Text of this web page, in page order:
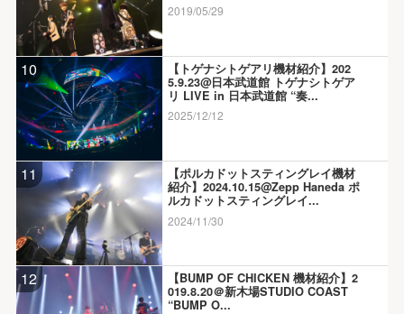
2019/05/29
10
【トゲナシトゲアリ機材紹介】202
5.9.23@日本武道館 トゲナシトゲア
リ LIVE in 日本武道館 “奏...
2025/12/12
11
【ポルカドットスティングレイ機材
紹介】2024.10.15@Zepp Haneda ポ
ルカドットスティングレイ...
2024/11/30
12
【BUMP OF CHICKEN 機材紹介】2
019.8.20＠新木場STUDIO COAST
“BUMP O...